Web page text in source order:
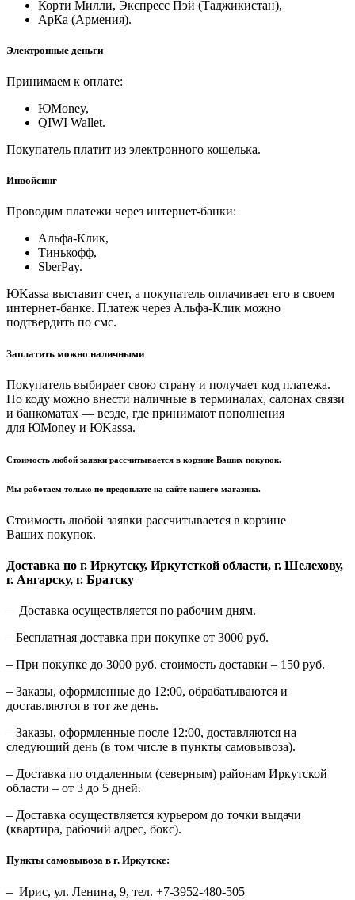
Корти Милли, Экспресс Пэй (Таджикистан),
АрКа (Армения).
Электронные деньги
Принимаем к оплате:
ЮMoney,
QIWI Wallet.
Покупатель платит из электронного кошелька.
Инвойсинг
Проводим платежи через интернет-банки:
Альфа-Клик,
Тинькофф,
SberPay.
ЮKassa выставит счет, а покупатель оплачивает его в своем
интернет-банке. Платеж через Альфа-Клик можно
подтвердить по смс.
Заплатить можно наличными
Покупатель выбирает свою страну и получает код платежа.
По коду можно внести наличные в терминалах, салонах связи
и банкоматах — везде, где принимают пополнения
для ЮMoney и ЮKassa.
Стоимость любой заявки рассчитывается в корзине Ваших покупок.
Мы работаем только по предоплате на сайте нашего магазина.
Стоимость любой заявки рассчитывается в корзине
Ваших покупок.
Доставка по г. Иркутску, Иркутсткой области, г. Шелехову,
г. Ангарску, г. Братску
– Доставка осуществляется по рабочим дням.
– Бесплатная доставка при покупке от 3000 руб.
– При покупке до 3000 руб. стоимость доставки – 150 руб.
– Заказы, оформленные до 12:00, обрабатываются и
доставляются в тот же день.
– Заказы, оформленные после 12:00, доставляются на
следующий день (в том числе в пункты самовывоза).
– Доставка по отдаленным (северным) районам Иркутской
области – от 3 до 5 дней.
– Доставка осуществляется курьером до точки выдачи
(квартира, рабочий адрес, бокс).
Пункты самовывоза в г. Иркутске:
– Ирис, ул. Ленина, 9, тел. +7-3952-480-505